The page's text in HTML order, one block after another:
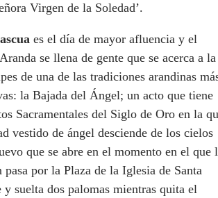
Virgen de la Soledad’.
es el día de mayor afluencia y el
se llena de gente que se acerca a la
de una de las tradiciones arandinas
la Bajada del Ángel; un acto que tiene
Sacramentales del Siglo de Oro en la
vestido de ángel desciende de los cielos
que se abre en el momento en el que
por la Plaza de la Iglesia de Santa
suelta dos palomas mientras quita el